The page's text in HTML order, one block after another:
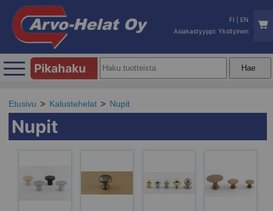
FI
EN
Asiakastyyppi: Yksityinen
Pikahaku
Etusivu Kalustehelat Nupit
Nupit